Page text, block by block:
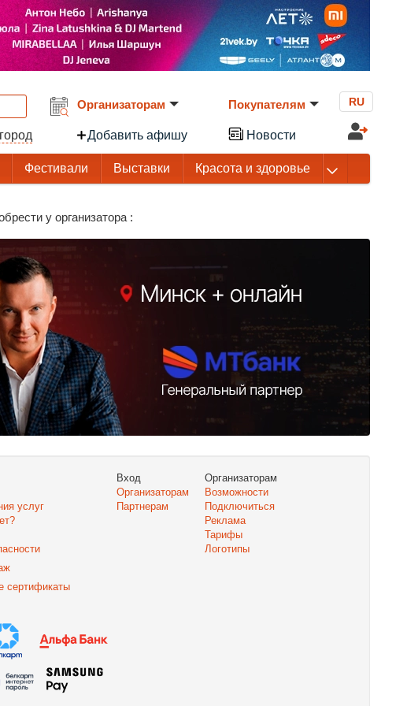
Организаторам
Добавить афишу
Покупателям
Новости
RU
Фестивали Выставки Красота и здоровье
у организатора :
услуг
сертификаты
Вход
Организаторам
Партнерам
Организаторам
Возможности
Подключиться
Реклама
Тарифы
Логотипы